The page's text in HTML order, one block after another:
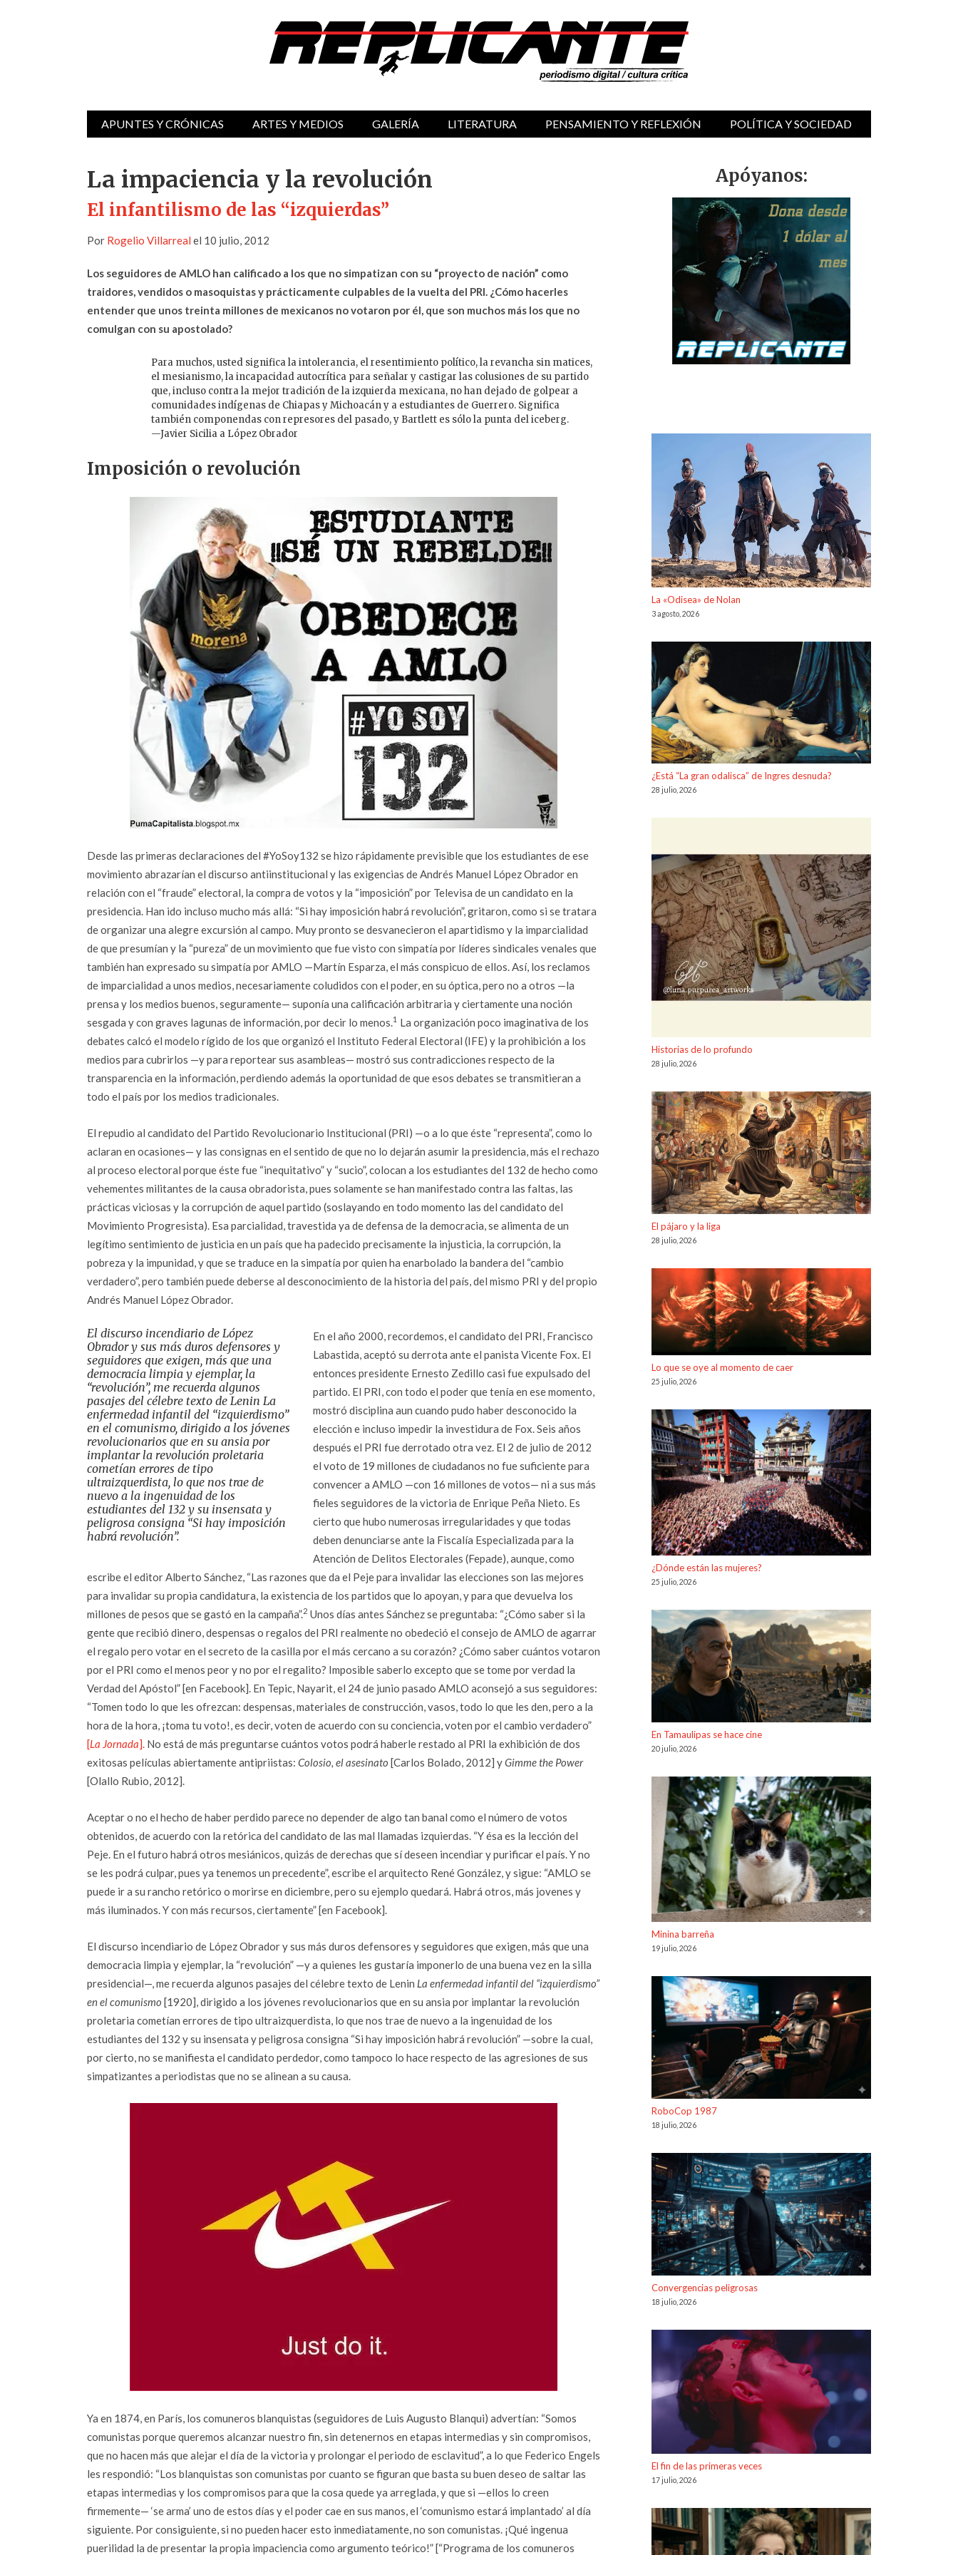
APUNTES Y CRÓNICAS ARTES Y MEDIOS GALERÍA LITERATURA PENSAMIENTO Y REFLEXIÓN POLÍTICA Y SOCIEDAD
La impaciencia y la revolución
El infantilismo de las “izquierdas”
Por Rogelio Villarreal el 10 julio, 2012
Los seguidores de AMLO han calificado a los que no simpatizan con su “proyecto de nación” como
traidores, vendidos o masoquistas y prácticamente culpables de la vuelta del PRI. ¿Cómo hacerles
entender que unos treinta millones de mexicanos no votaron por él, que son muchos más los que no
comulgan con su apostolado?
Para muchos, usted significa la intolerancia, el resentimiento político, la revancha sin matices,
el mesianismo, la incapacidad autocrítica para señalar y castigar las colusiones de su partido
que, incluso contra la mejor tradición de la izquierda mexicana, no han dejado de golpear a
comunidades indígenas de Chiapas y Michoacán y a estudiantes de Guerrero. Significa
también componendas con represores del pasado, y Bartlett es sólo la punta del iceberg.
—Javier Sicilia a López Obrador
Imposición o revolución
Desde las primeras declaraciones del #YoSoy132 se hizo rápidamente previsible que los estudiantes de ese
movimiento abrazarían el discurso antiinstitucional y las exigencias de Andrés Manuel López Obrador en
relación con el “fraude” electoral, la compra de votos y la “imposición” por Televisa de un candidato en la
presidencia. Han ido incluso mucho más allá: “Si hay imposición habrá revolución”, gritaron, como si se tratara
de organizar una alegre excursión al campo. Muy pronto se desvanecieron el apartidismo y la imparcialidad
de que presumían y la “pureza” de un movimiento que fue visto con simpatía por líderes sindicales venales que
también han expresado su simpatía por AMLO —Martín Esparza, el más conspicuo de ellos. Así, los reclamos
de imparcialidad a unos medios, necesariamente coludidos con el poder, en su óptica, pero no a otros —la
prensa y los medios buenos, seguramente— suponía una calificación arbitraria y ciertamente una noción
sesgada y con graves lagunas de información, por decir lo menos.1 La organización poco imaginativa de los
debates calcó el modelo rígido de los que organizó el Instituto Federal Electoral (IFE) y la prohibición a los
medios para cubrirlos —y para reportear sus asambleas— mostró sus contradicciones respecto de la
transparencia en la información, perdiendo además la oportunidad de que esos debates se transmitieran a
todo el país por los medios tradicionales.
El repudio al candidato del Partido Revolucionario Institucional (PRI) —o a lo que éste “representa”, como lo
aclaran en ocasiones— y las consignas en el sentido de que no lo dejarán asumir la presidencia, más el rechazo
al proceso electoral porque éste fue “inequitativo” y “sucio”, colocan a los estudiantes del 132 de hecho como
vehementes militantes de la causa obradorista, pues solamente se han manifestado contra las faltas, las
prácticas viciosas y la corrupción de aquel partido (soslayando en todo momento las del candidato del
Movimiento Progresista). Esa parcialidad, travestida ya de defensa de la democracia, se alimenta de un
legítimo sentimiento de justicia en un país que ha padecido precisamente la injusticia, la corrupción, la
pobreza y la impunidad, y que se traduce en la simpatía por quien ha enarbolado la bandera del “cambio
verdadero”, pero también puede deberse al desconocimiento de la historia del país, del mismo PRI y del propio
Andrés Manuel López Obrador.
El discurso incendiario de López
Obrador y sus más duros defensores y
seguidores que exigen, más que una
democracia limpia y ejemplar, la
“revolución”, me recuerda algunos
pasajes del célebre texto de Lenin La
enfermedad infantil del “izquierdismo”
en el comunismo, dirigido a los jóvenes
revolucionarios que en su ansia por
implantar la revolución proletaria
cometían errores de tipo
ultraizquerdista, lo que nos trae de
nuevo a la ingenuidad de los
estudiantes del 132 y su insensata y
peligrosa consigna “Si hay imposición
habrá revolución”.
En el año 2000, recordemos, el candidato del PRI, Francisco
Labastida, aceptó su derrota ante el panista Vicente Fox. El
entonces presidente Ernesto Zedillo casi fue expulsado del
partido. El PRI, con todo el poder que tenía en ese momento,
mostró disciplina aun cuando pudo haber desconocido la
elección e incluso impedir la investidura de Fox. Seis años
después el PRI fue derrotado otra vez. El 2 de julio de 2012
el voto de 19 millones de ciudadanos no fue suficiente para
convencer a AMLO —con 16 millones de votos— ni a sus más
fieles seguidores de la victoria de Enrique Peña Nieto. Es
cierto que hubo numerosas irregularidades y que todas
deben denunciarse ante la Fiscalía Especializada para la
Atención de Delitos Electorales (Fepade), aunque, como
escribe el editor Alberto Sánchez, “Las razones que da el Peje para invalidar las elecciones son las mejores
para invalidar su propia candidatura, la existencia de los partidos que lo apoyan, y para que devuelva los
millones de pesos que se gastó en la campaña”.2 Unos días antes Sánchez se preguntaba: “¿Cómo saber si la
gente que recibió dinero, despensas o regalos del PRI realmente no obedeció el consejo de AMLO de agarrar
el regalo pero votar en el secreto de la casilla por el más cercano a su corazón? ¿Cómo saber cuántos votaron
por el PRI como el menos peor y no por el regalito? Imposible saberlo excepto que se tome por verdad la
Verdad del Apóstol” [en Facebook]. En Tepic, Nayarit, el 24 de junio pasado AMLO aconsejó a sus seguidores:
“Tomen todo lo que les ofrezcan: despensas, materiales de construcción, vasos, todo lo que les den, pero a la
hora de la hora, ¡toma tu voto!, es decir, voten de acuerdo con su conciencia, voten por el cambio verdadero”
[La Jornada]. No está de más preguntarse cuántos votos podrá haberle restado al PRI la exhibición de dos
exitosas películas abiertamente antipriistas: Colosio, el asesinato [Carlos Bolado, 2012] yGimme the Power
[Olallo Rubio, 2012].
Aceptar o no el hecho de haber perdido parece no depender de algo tan banal como el número de votos
obtenidos, de acuerdo con la retórica del candidato de las mal llamadas izquierdas. “Y ésa es la lección del
Peje. En el futuro habrá otros mesiánicos, quizás de derechas que sí deseen incendiar y purificar el país. Y no
se les podrá culpar, pues ya tenemos un precedente”, escribe el arquitecto René González, y sigue: “AMLO se
puede ir a su rancho retórico o morirse en diciembre, pero su ejemplo quedará. Habrá otros, más jovenes y
más iluminados. Y con más recursos, ciertamente” [en Facebook].
El discurso incendiario de López Obrador y sus más duros defensores y seguidores que exigen, más que una
democracia limpia y ejemplar, la “revolución” —y a quienes les gustaría imponerlo de una buena vez en la silla
presidencial—, me recuerda algunos pasajes del célebre texto de Lenin La enfermedad infantil del “izquierdismo”
en el comunismo [1920], dirigido a los jóvenes revolucionarios que en su ansia por implantar la revolución
proletaria cometían errores de tipo ultraizquerdista, lo que nos trae de nuevo a la ingenuidad de los
estudiantes del 132 y su insensata y peligrosa consigna “Si hay imposición habrá revolución” —sobre la cual,
por cierto, no se manifiesta el candidato perdedor, como tampoco lo hace respecto de las agresiones de sus
simpatizantes a periodistas que no se alinean a su causa.
Ya en 1874, en París, los comuneros blanquistas (seguidores de Luis Augusto Blanqui) advertían: “Somos
comunistas porque queremos alcanzar nuestro fin, sin detenernos en etapas intermedias y sin compromisos,
que no hacen más que alejar el día de la victoria y prolongar el periodo de esclavitud”, a lo que Federico Engels
les respondió: “Los blanquistas son comunistas por cuanto se figuran que basta su buen deseo de saltar las
etapas intermedias y los compromisos para que la cosa quede ya arreglada, y que si —ellos lo creen
firmemente— ‘se arma’ uno de estos días y el poder cae en sus manos, el ‘comunismo estará implantado’ al día
siguiente. Por consiguiente, si no pueden hacer esto inmediatamente, no son comunistas. ¡Qué ingenua
puerilidad la de presentar la propia impaciencia como argumento teórico!” [“Programa de los comuneros
Apóyanos:
La «Odisea» de Nolan
3 agosto, 2026
¿Está “La gran odalisca” de Ingres desnuda?
28 julio, 2026
Historias de lo profundo
28 julio, 2026
El pájaro y la liga
28 julio, 2026
Lo que se oye al momento de caer
25 julio, 2026
¿Dónde están las mujeres?
25 julio, 2026
En Tamaulipas se hace cine
20 julio, 2026
Minina barreña
19 julio, 2026
RoboCop 1987
18 julio, 2026
Convergencias peligrosas
18 julio, 2026
El fin de las primeras veces
17 julio, 2026